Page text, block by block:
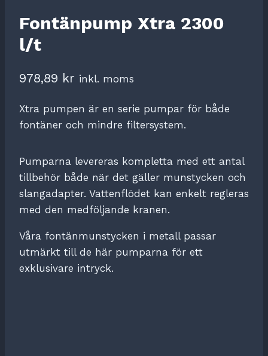
Fontänpump Xtra 2300
l/t
978,89 kr inkl. moms
Xtra pumpen är en serie pumpar för både
fontäner och mindre filtersystem.
Pumparna levereras kompletta med ett antal
tillbehör både när det gäller munstycken och
slangadapter. Vattenflödet kan enkelt regleras
med den medföljande kranen.
Våra fontänmunstycken i metall passar
utmärkt till de här pumparna för ett
exklusivare intryck.